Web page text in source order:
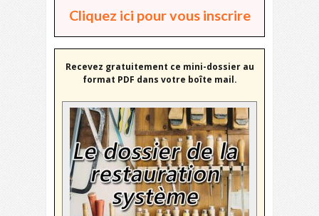
Cliquez ici pour vous inscrire
Recevez gratuitement ce mini-dossier au
format PDF dans votre boîte mail.